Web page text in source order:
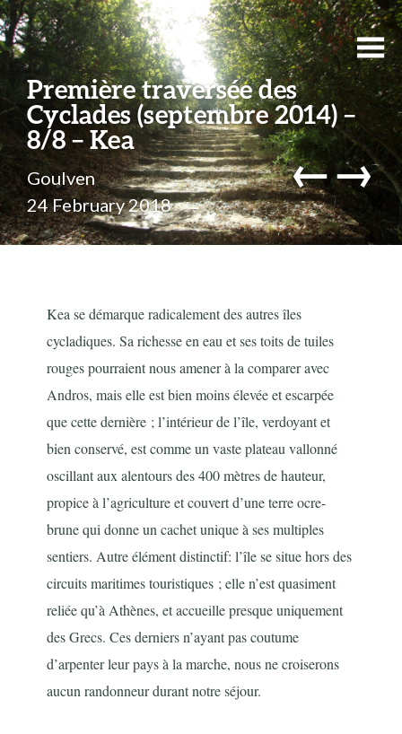
Première traversée des
Cyclades (septembre 2014) –
8/8 – Kea
Goulven
24 February 2018
←→
Kea se démarque radicalement des autres îles
cycladiques. Sa richesse en eau et ses toits de tuiles
rouges pourraient nous amener à la comparer avec
Andros, mais elle est bien moins élevée et escarpée
que cette dernière ; l’intérieur de l’île, verdoyant et
bien conservé, est comme un vaste plateau vallonné
oscillant aux alentours des 400 mètres de hauteur,
propice à l’agriculture et couvert d’une terre ocre-
brune qui donne un cachet unique à ses multiples
sentiers. Autre élément distinctif: l’île se situe hors des
circuits maritimes touristiques ; elle n’est quasiment
reliée qu’à Athènes, et accueille presque uniquement
des Grecs. Ces derniers n’ayant pas coutume
d’arpenter leur pays à la marche, nous ne croiserons
aucun randonneur durant notre séjour.